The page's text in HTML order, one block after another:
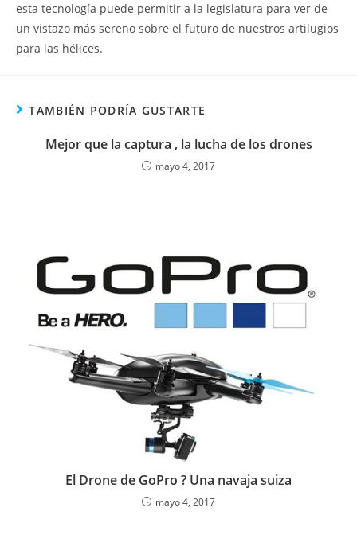
esta tecnología puede permitir a la legislatura para ver de
un vistazo más sereno sobre el futuro de nuestros artilugios
para las hélices.
TAMBIÉN PODRÍA GUSTARTE
Mejor que la captura , la lucha de los drones
mayo 4, 2017
El Drone de GoPro ? Una navaja suiza
mayo 4, 2017